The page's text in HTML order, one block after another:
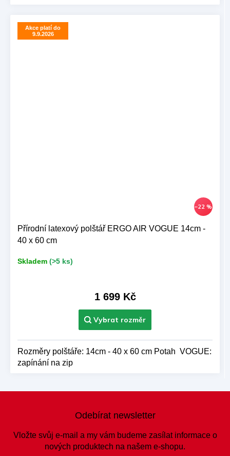
Akce platí do
9.9.2026
–22 %
Přírodní latexový polštář ERGO AIR VOGUE 14cm -
40 x 60 cm
Skladem (>5 ks)
1 699 Kč
Rozměry polštáře: 14cm - 40 x 60 cm Potah VOGUE:
zapínání na zip
Odebírat newsletter
Vložte svůj e-mail a my vám budeme zasílat informace o
nových produktech na našem e-shopu.